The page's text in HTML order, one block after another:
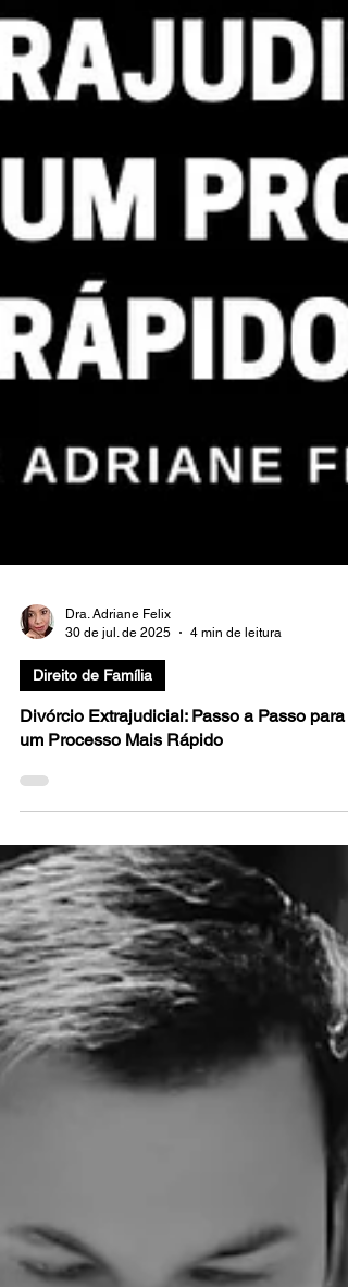
Dra. Adriane Felix
30 de jul. de 2025
Direito de Família
um Processo Mais Rápido